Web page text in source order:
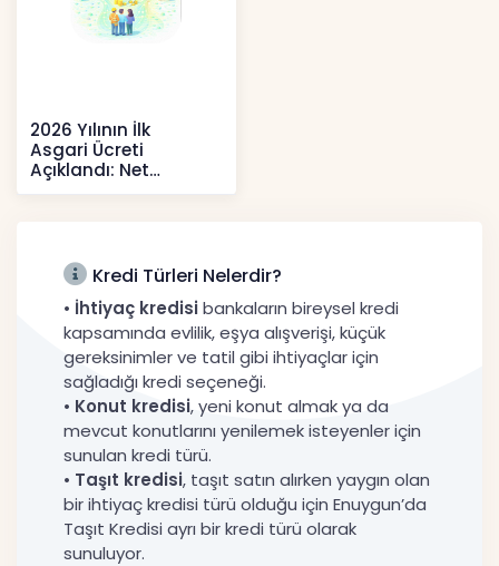
2026 Yılının İlk
Asgari Ücreti
Açıklandı: Net
52.738 TL, Ek Destek
Kredi Türleri Nelerdir?
• İhtiyaç kredisibankaların bireysel kredi
kapsamında evlilik, eşya alışverişi, küçük
gereksinimler ve tatil gibi ihtiyaçlar için
sağladığı kredi seçeneği.
• Konut kredisi, yeni konut almak ya da
mevcut konutlarını yenilemek isteyenler için
sunulan kredi türü.
• Taşıt kredisi, taşıt satın alırken yaygın olan
bir ihtiyaç kredisi türü olduğu için Enuygun’da
Taşıt Kredisi ayrı bir kredi türü olarak
sunuluyor.